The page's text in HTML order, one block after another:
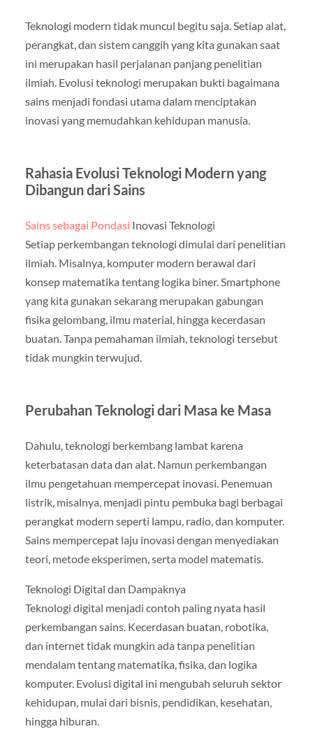
Teknologi modern tidak muncul begitu saja. Setiap alat,
perangkat, dan sistem canggih yang kita gunakan saat
ini merupakan hasil perjalanan panjang penelitian
ilmiah. Evolusi teknologi merupakan bukti bagaimana
sains menjadi fondasi utama dalam menciptakan
inovasi yang memudahkan kehidupan manusia.
Rahasia Evolusi Teknologi Modern yang
Dibangun dari Sains
Sains sebagai Pondasi Inovasi Teknologi
Setiap perkembangan teknologi dimulai dari penelitian
ilmiah. Misalnya, komputer modern berawal dari
konsep matematika tentang logika biner. Smartphone
yang kita gunakan sekarang merupakan gabungan
fisika gelombang, ilmu material, hingga kecerdasan
buatan. Tanpa pemahaman ilmiah, teknologi tersebut
tidak mungkin terwujud.
Perubahan Teknologi dari Masa ke Masa
Dahulu, teknologi berkembang lambat karena
keterbatasan data dan alat. Namun perkembangan
ilmu pengetahuan mempercepat inovasi. Penemuan
listrik, misalnya, menjadi pintu pembuka bagi berbagai
perangkat modern seperti lampu, radio, dan komputer.
Sains mempercepat laju inovasi dengan menyediakan
teori, metode eksperimen, serta model matematis.
Teknologi Digital dan Dampaknya
Teknologi digital menjadi contoh paling nyata hasil
perkembangan sains. Kecerdasan buatan, robotika,
dan internet tidak mungkin ada tanpa penelitian
mendalam tentang matematika, fisika, dan logika
komputer. Evolusi digital ini mengubah seluruh sektor
kehidupan, mulai dari bisnis, pendidikan, kesehatan,
hingga hiburan.